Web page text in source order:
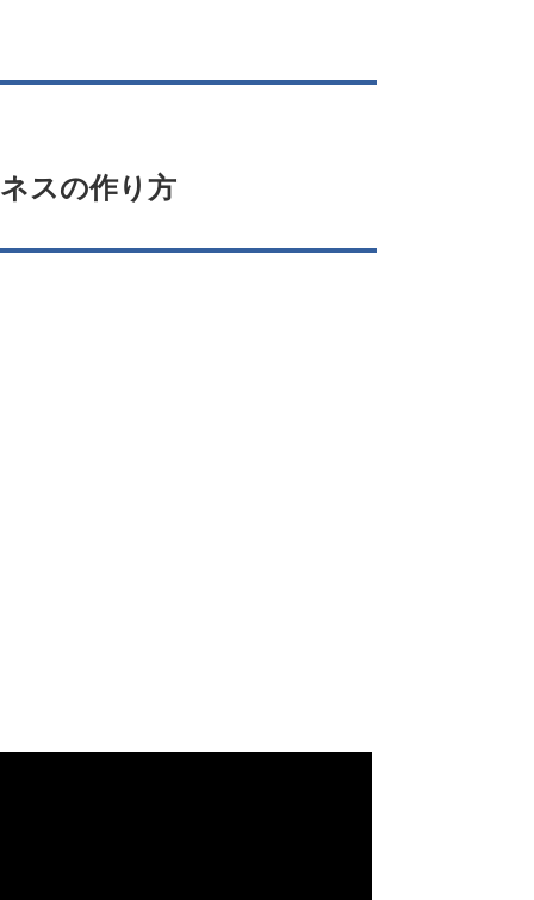
スの作り方